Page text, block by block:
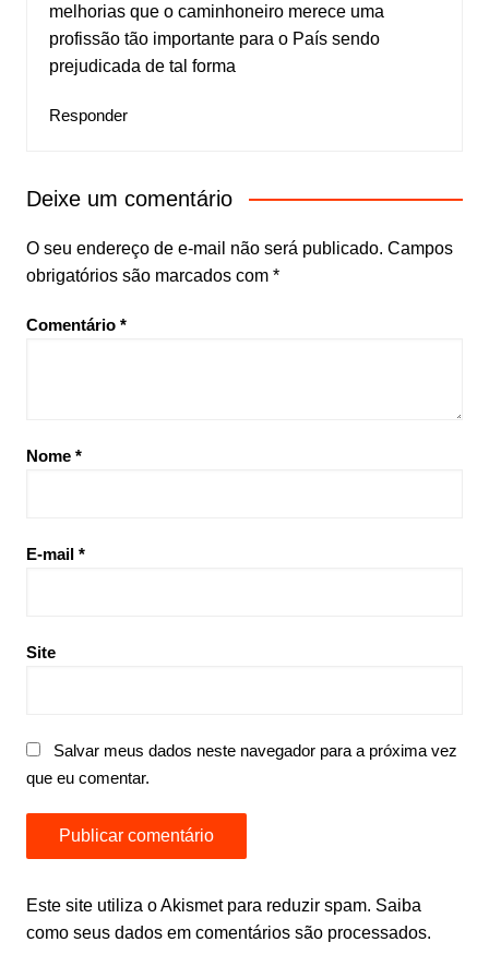
melhorias que o caminhoneiro merece uma
profissão tão importante para o País sendo
prejudicada de tal forma
Responder
Deixe um comentário
O seu endereço de e-mail não será publicado. Campos
obrigatórios são marcados com *
Comentário *
Nome *
E-mail *
Site
Salvar meus dados neste navegador para a próxima vez
que eu comentar.
Este site utiliza o Akismet para reduzir spam. Saiba
como seus dados em comentários são processados.